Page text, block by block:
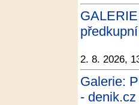
2. 8. 2026,
Galerie:
- denik.cz